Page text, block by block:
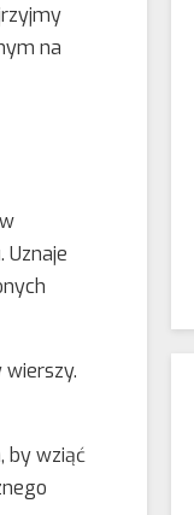
na
Uznaje
by wziąć